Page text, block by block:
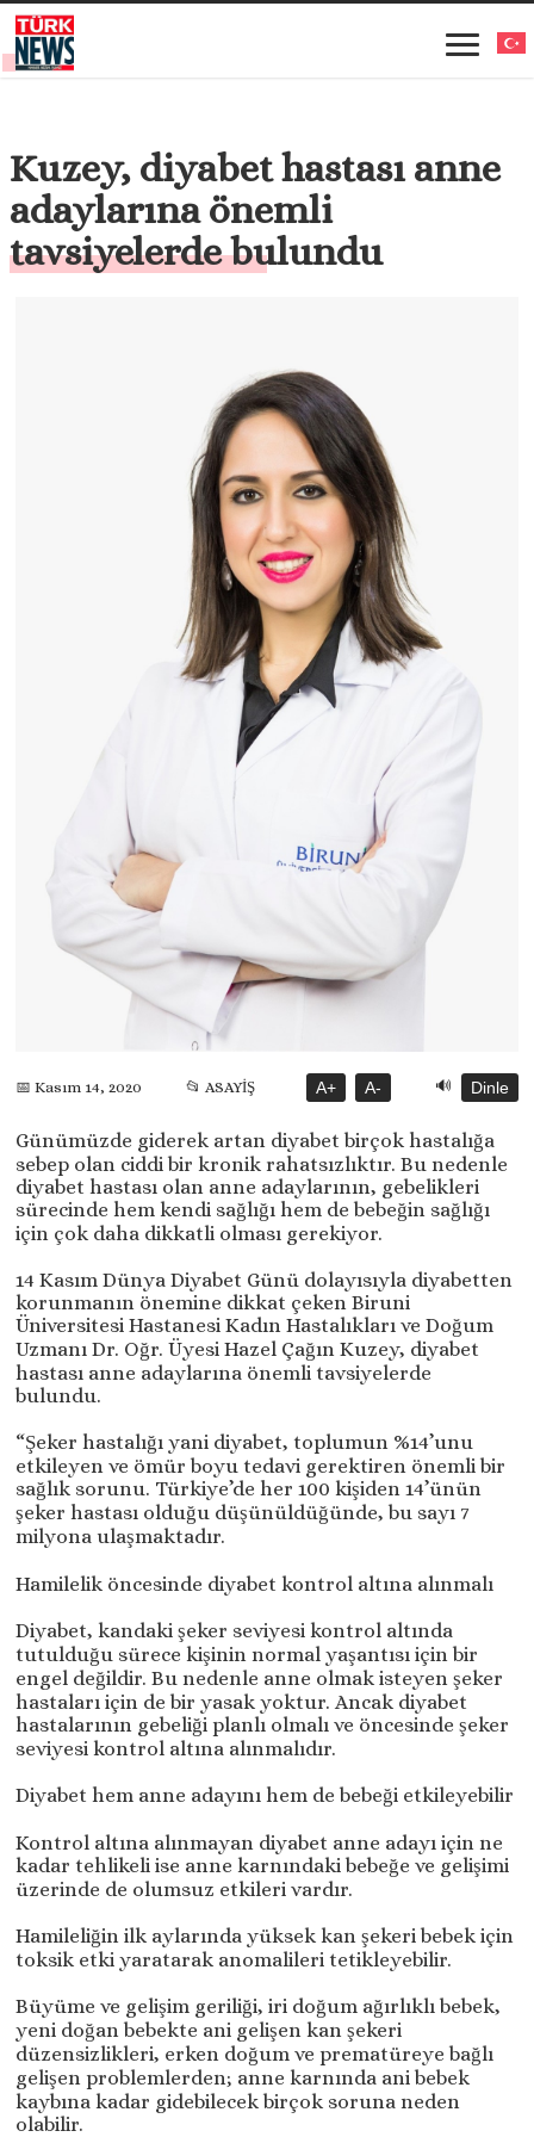
Kuzey, diyabet hastası anne
adaylarına önemli
tavsiyelerde bulundu
📅 Kasım 14, 2020 📂 ASAYİŞ A+ A- 🔊 Dinle
Günümüzde giderek artan diyabet birçok hastalığa
sebep olan ciddi bir kronik rahatsızlıktır. Bu nedenle
diyabet hastası olan anne adaylarının, gebelikleri
sürecinde hem kendi sağlığı hem de bebeğin sağlığı
için çok daha dikkatli olması gerekiyor.
14 Kasım Dünya Diyabet Günü dolayısıyla diyabetten
korunmanın önemine dikkat çeken Biruni
Üniversitesi Hastanesi Kadın Hastalıkları ve Doğum
Uzmanı Dr. Oğr. Üyesi Hazel Çağın Kuzey, diyabet
hastası anne adaylarına önemli tavsiyelerde
bulundu.
“Şeker hastalığı yani diyabet, toplumun %14’unu
etkileyen ve ömür boyu tedavi gerektiren önemli bir
sağlık sorunu. Türkiye’de her 100 kişiden 14’ünün
şeker hastası olduğu düşünüldüğünde, bu sayı 7
milyona ulaşmaktadır.
Hamilelik öncesinde diyabet kontrol altına alınmalı
Diyabet, kandaki şeker seviyesi kontrol altında
tutulduğu sürece kişinin normal yaşantısı için bir
engel değildir. Bu nedenle anne olmak isteyen şeker
hastaları için de bir yasak yoktur. Ancak diyabet
hastalarının gebeliği planlı olmalı ve öncesinde şeker
seviyesi kontrol altına alınmalıdır.
Diyabet hem anne adayını hem de bebeği etkileyebilir
Kontrol altına alınmayan diyabet anne adayı için ne
kadar tehlikeli ise anne karnındaki bebeğe ve gelişimi
üzerinde de olumsuz etkileri vardır.
Hamileliğin ilk aylarında yüksek kan şekeri bebek için
toksik etki yaratarak anomalileri tetikleyebilir.
Büyüme ve gelişim geriliği, iri doğum ağırlıklı bebek,
yeni doğan bebekte ani gelişen kan şekeri
düzensizlikleri, erken doğum ve prematüreye bağlı
gelişen problemlerden; anne karnında ani bebek
kaybına kadar gidebilecek birçok soruna neden
olabilir.